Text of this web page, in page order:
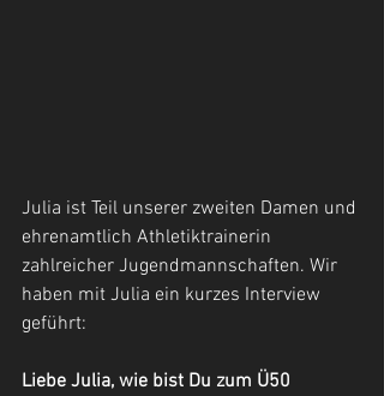
Julia ist Teil unserer zweiten Damen und
ehrenamtlich Athletiktrainerin
zahlreicher Jugendmannschaften. Wir
haben mit Julia ein kurzes Interview
geführt:
Liebe Julia, wie bist Du zum Ü50